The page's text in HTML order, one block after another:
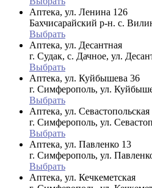
Аптека, ул. Ленина 126
Бахчисарайский р-н. с.
Выбрать
Аптека, ул. Десантная
г. Судак, с. Дачное, ул.
Выбрать
Аптека, ул. Куйбышева 36
г. Симферополь, ул.
Выбрать
Аптека, ул. Севастопольская
г. Симферополь, ул.
Выбрать
Аптека, ул. Павленко 13
г. Симферополь, ул.
Выбрать
Аптека, ул. Кечкеметская